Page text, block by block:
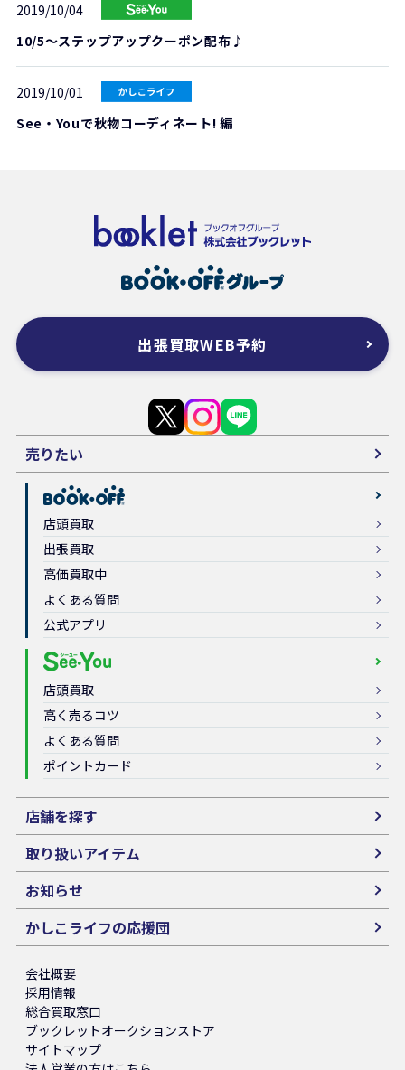
2019/10/04
10/5～ステップアップクーポン配布♪
2019/10/01
See・Youで秋物コーディネート! 編
出張買取WEB予約
売りたい
店頭買取
出張買取
高価買取中
よくある質問
公式アプリ
店頭買取
高く売るコツ
よくある質問
ポイントカード
店舗を探す
取り扱いアイテム
お知らせ
かしこライフの応援団
会社概要
採用情報
総合買取窓口
ブックレットオークションストア
サイトマップ